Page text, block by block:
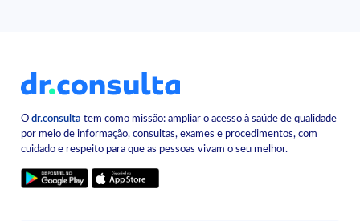
Odr.consulta tem como missão: ampliar o acesso à saúde de qualidade
por meio de informação, consultas, exames e procedimentos, com
cuidado e respeito para que as pessoas vivam o seu melhor.